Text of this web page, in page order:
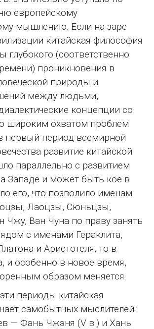
европейскому
мышлению. Если на заре
китайская философия
глубокого (соответственно
проникновения в
природы и
между людьми,
концепции со
широким охватом проблем
первый период всемирной
развитие китайской
параллельно с развитием
Западе и может быть кое в
его, что позволило именам
Лаоцзы, Сюньцзы,
Чжу, Ван Чуна по праву занять
с именами Гераклита,
и Аристотеля, то в
и особенно в новое время,
образом меняется.
периоды китайская
самобытных мыслителей:
— Фань Чжэня (Ⅴ в.) и Хань